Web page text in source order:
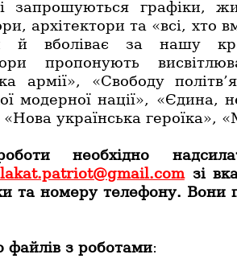
запрошуються графіки,
архітектори та «всі, хто
й вболіває за нашу
пропонують
армії», «Свободу
модерної нації», «Єдина,
українська героїка»,
необхідно
зі
та номеру телефону. Вони
файлів з роботами: